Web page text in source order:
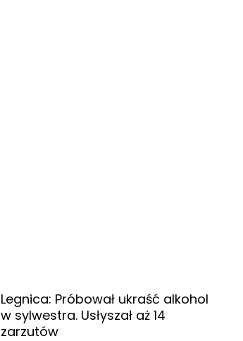
Legnica: Próbował ukraść alkohol
w sylwestra. Usłyszał aż 14
zarzutów